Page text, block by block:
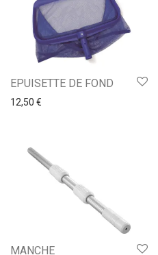
EPUISETTE DE FOND
12,50 €
MANCHE